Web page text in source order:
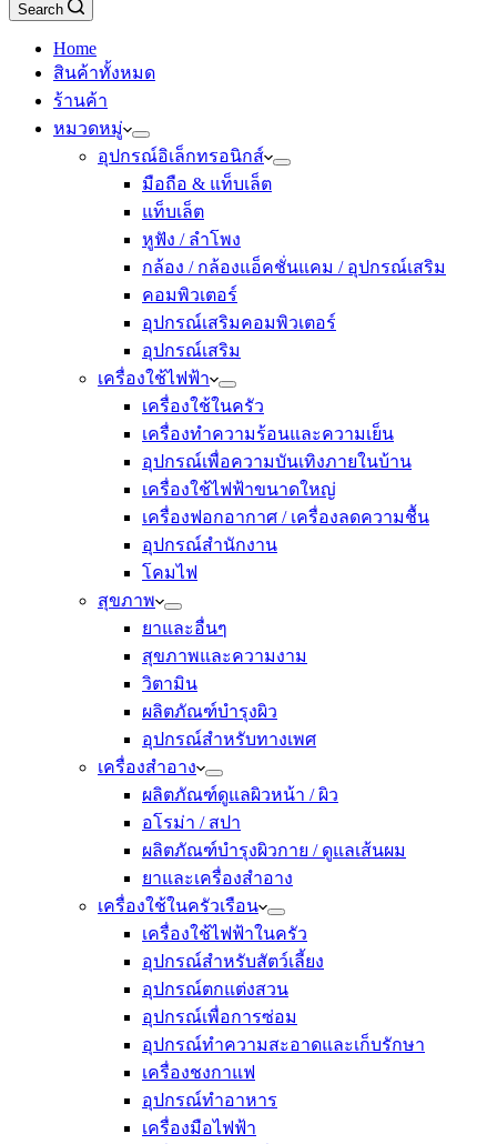
Search
Home
สินค้าทั้งหมด
ร้านค้า
หมวดหมู่
อุปกรณ์อิเล็กทรอนิกส์
มือถือ & แท็บเล็ต
แท็บเล็ต
หูฟัง / ลำโพง
กล้อง / กล้องแอ็คชั่นแคม / อุปกรณ์เสริม
คอมพิวเตอร์
อุปกรณ์เสริมคอมพิวเตอร์
อุปกรณ์เสริม
เครื่องใช้ไฟฟ้า
เครื่องใช้ในครัว
เครื่องทำความร้อนและความเย็น
อุปกรณ์เพื่อความบันเทิงภายในบ้าน
เครื่องใช้ไฟฟ้าขนาดใหญ่
เครื่องฟอกอากาศ / เครื่องลดความชื้น
อุปกรณ์สำนักงาน
โคมไฟ
สุขภาพ
ยาและอื่นๆ
สุขภาพและความงาม
วิตามิน
ผลิตภัณฑ์บำรุงผิว
อุปกรณ์สำหรับทางเพศ
เครื่องสำอาง
ผลิตภัณฑ์ดูแลผิวหน้า / ผิว
อโรม่า / สปา
ผลิตภัณฑ์บำรุงผิวกาย / ดูแลเส้นผม
ยาและเครื่องสำอาง
เครื่องใช้ในครัวเรือน
เครื่องใช้ไฟฟ้าในครัว
อุปกรณ์สำหรับสัตว์เลี้ยง
อุปกรณ์ตกแต่งสวน
อุปกรณ์เพื่อการซ่อม
อุปกรณ์ทำความสะอาดและเก็บรักษา
เครื่องชงกาแฟ
อุปกรณ์ทำอาหาร
เครื่องมือไฟฟ้า